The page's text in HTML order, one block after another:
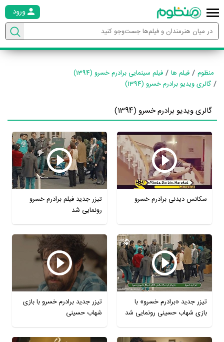
ورود
منظوم فیلم ها
فیلم سینمایی برادرم خسرو (1394)
گالری ویدیو برادرم خسرو (1394)
گالری ویدیو برادرم خسرو (1394)
سکانس دیدنی برادرم خسرو
تیزر جدید فیلم برادرم خسرو
رونمایی شد
تیزر جدید «برادرم خسرو» با
بازی شهاب حسینی رونمایی شد
تیزر جدید برادرم خسرو با بازی
شهاب حسینی